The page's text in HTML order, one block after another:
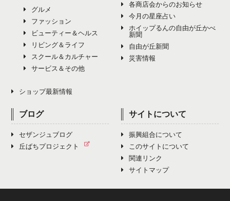
グルメ
ファッション
ビューティー＆ヘルス
リビング＆ライフ
スクール＆カルチャー
サービス＆その他
ショップ最新情報
各商店会からのお知らせ
今月の星座占い
ホイップるんの自由が丘かべ
新聞
自由が丘新聞
災害情報
ブログ
セザンジュブログ
丘ばちプロジェクト
サイトについて
振興組合について
このサイトについて
関連リンク
サイトマップ